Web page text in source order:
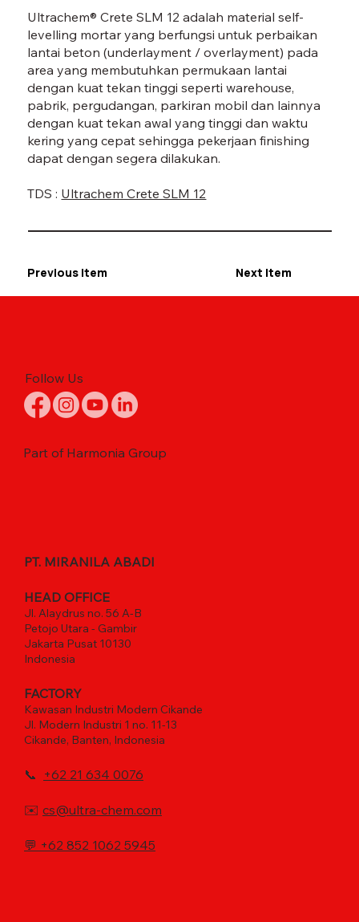
CRETE SLM 12-05.jpg
Ultrachem® Crete SLM 12 adalah material self-
levelling mortar yang berfungsi untuk perbaikan
lantai beton (underlayment / overlayment) pada
area yang membutuhkan permukaan lantai
dengan kuat tekan tinggi seperti warehouse,
pabrik, pergudangan, parkiran mobil dan lainnya
dengan kuat tekan awal yang tinggi dan waktu
kering yang cepat sehingga pekerjaan finishing
dapat dengan segera dilakukan.
TDS : Ultrachem Crete SLM 12
Previous Item Next Item
Follow Us
Part of Harmonia Group
PT. MIRANILA ABADI
HEAD OFFICE
Jl. Alaydrus no. 56 A-B
Petojo Utara - Gambir
Jakarta Pusat 10130
Indonesia
FACTORY
Kawasan Industri Modern Cikande
Jl. Modern Industri 1 no. 11-13
Cikande, Banten, Indonesia
📞 +62 21 634 0076
✉️ cs@ultra-chem.com
💬 +62 852 1062 5945